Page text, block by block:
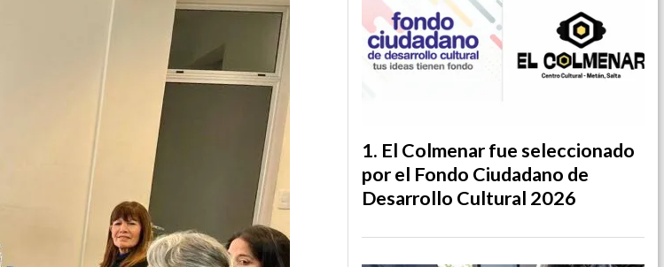
El Colmenar fue seleccionado
por el Fondo Ciudadano de
Desarrollo Cultural 2026